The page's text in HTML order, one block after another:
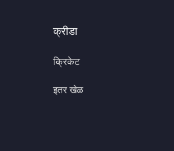
क्रीडा
क्रिकेट
इतर खेळ